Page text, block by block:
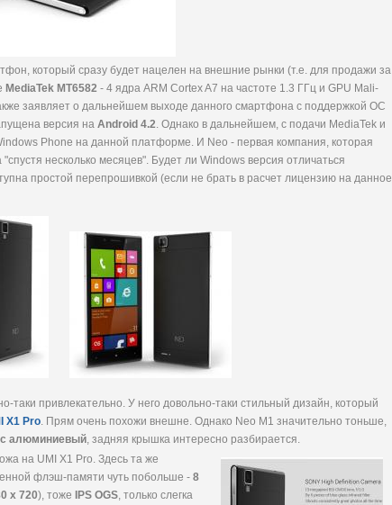
который сразу будет нацелен на внешние рынки (т.е. для продажи за
MediaTek MT6582 - 4 ядра ARM Cortex A7 на частоте 1.3 ГГц и GPU Mali-
заявляет о дальнейшем выходе данного смартфона с поддержкой ОС
версия на Android 4.2 . Однако в дальнейшем, с подачи MediaTek и
Phone на данной платформе. И Neo - первая компания, которая
несколько месяцев". Будет ли Windows версия отличаться
простой перепрошивкой (если не брать в расчет лицензию на данное
таки привлекательно. У него довольно-таки стильный дизайн, который
X1 Pro . Прям очень похожи внешне. Однако Neo M1 значительно тоньше,
алюминиевый , задняя крышка интересно разбирается.
на UMI X1 Pro. Здесь та же
флэш-памяти чуть побольше - 8
x 720), тоже IPS OGS , только слегка